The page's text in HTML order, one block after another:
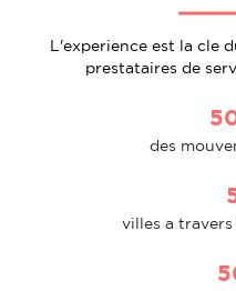
L'experience est la cle
prestataires de
des
villes a